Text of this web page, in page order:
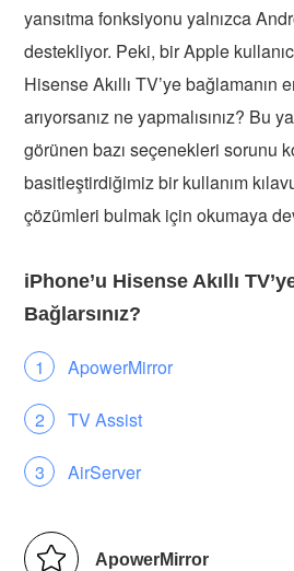
yansıtma fonksiyonu yalnızca
destekliyor. Peki, bir Apple
Hisense Akıllı TV’ye bağlamanın
arıyorsanız ne yapmalısınız? Bu
görünen bazı seçenekleri sorunu
basitleştirdiğimiz bir kullanım
çözümleri bulmak için okumaya
iPhone’u Hisense Akıllı
Bağlarsınız?
ApowerMirror
TV Assist
AirServer
ApowerMirror